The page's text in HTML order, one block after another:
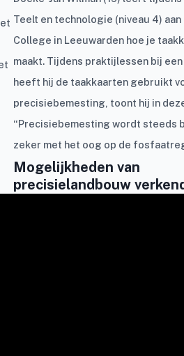
Teelt en technologie (niveau 4)
College in Leeuwarden hoe je
maakt. Tijdens praktijlessen bij
heeft hij de taakkaarten gebruikt
precisiebemesting, toont hij in
“Precisiebemesting wordt steeds
zeker met het oog op de
Mogelijkheden van
precisielandbouw